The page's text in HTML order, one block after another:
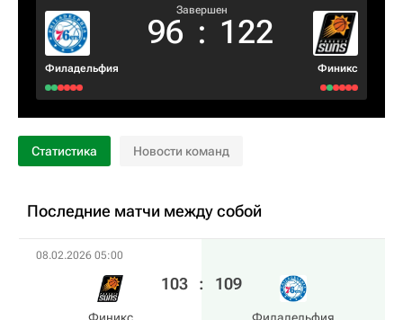
Филадельфия
Завершен
96 : 122
Финикс
Статистика Новости команд
Последние матчи между собой
08.02.2026 05:00
103 : 109